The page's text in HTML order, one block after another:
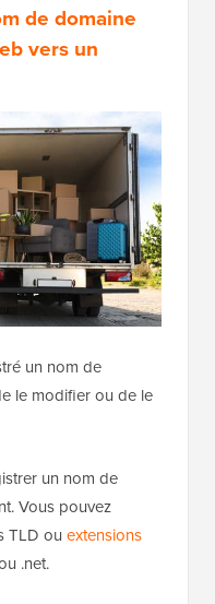
de domaine
vers un
un nom de
le modifier ou de le
un nom de
Vous pouvez
TLD ou extensions
.net.